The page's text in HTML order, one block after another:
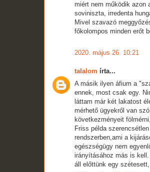
miért nem működik azon
soviniszta, irredenta
Mivel szavazó
főkolompos minden erőt
2020. május 26. 10:21
talalom írta...
A másik ilyen áfium a
ennek, most csak egy.
láttam már két lakatost
mérhető ügyekről van
következményeit
Friss példa
rendszerben,ami a
egészségügy nem
irányításához más is
áll előttünk egy